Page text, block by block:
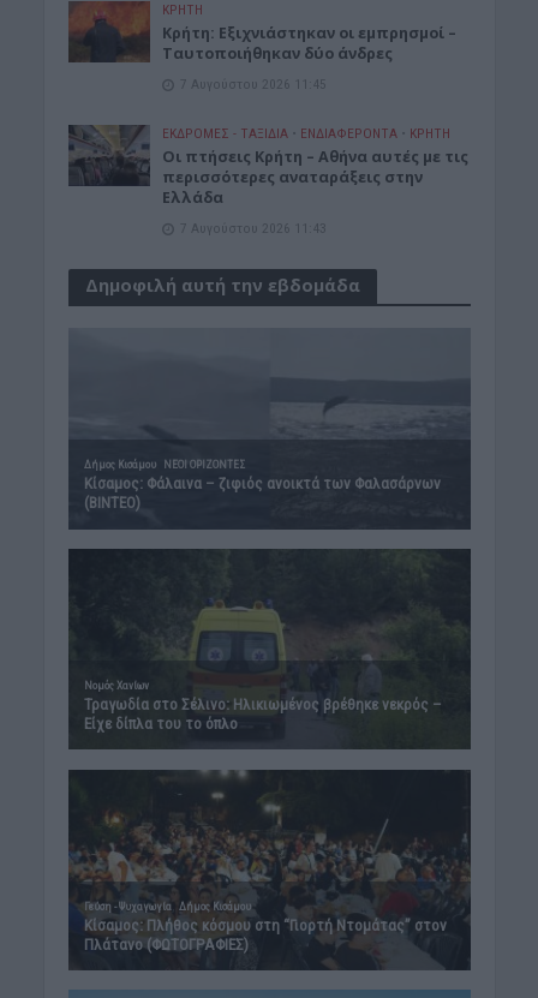
ΚΡΗΤΗ
Κρήτη: Εξιχνιάστηκαν οι εμπρησμοί –
Ταυτοποιήθηκαν δύο άνδρες
7 Αυγούστου 2026 11:45
ΕΚΔΡΟΜΈΣ - ΤΑΞΊΔΙΑ • ΕΝΔΙΑΦΕΡΟΝΤΑ • ΚΡΗΤΗ
Οι πτήσεις Κρήτη – Αθήνα αυτές με τις
περισσότερες αναταράξεις στην
Ελλάδα
7 Αυγούστου 2026 11:43
Δημοφιλή αυτή την εβδομάδα